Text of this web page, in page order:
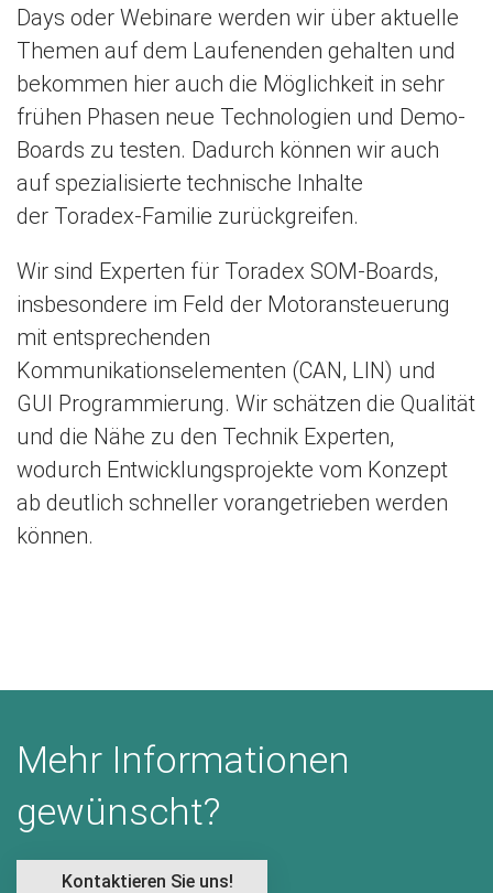
Days oder Webinare werden wir über aktuelle
Themen auf dem Laufenenden gehalten und
bekommen hier auch die Möglichkeit in sehr
frühen Phasen neue Technologien und Demo-
Boards zu testen. Dadurch können wir auch
auf spezialisierte technische Inhalte
der Toradex-Familie zurückgreifen.
Wir sind Experten für Toradex SOM-Boards,
insbesondere im Feld der Motoransteuerung
mit entsprechenden
Kommunikationselementen (CAN, LIN) und
GUI Programmierung. Wir schätzen die Qualität
und die Nähe zu den Technik Experten,
wodurch Entwicklungsprojekte vom Konzept
ab deutlich schneller vorangetrieben werden
können.
Mehr Informationen
gewünscht?
Kontaktieren Sie uns!